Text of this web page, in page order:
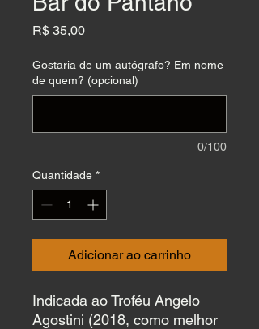
R$ 35,00Preço
Gostaria de um autógrafo? Em nome
de quem? (opcional)
0/100
Quantidade *
Adicionar ao carrinho
Indicada ao Troféu Angelo
Agostini (2018, como melhor